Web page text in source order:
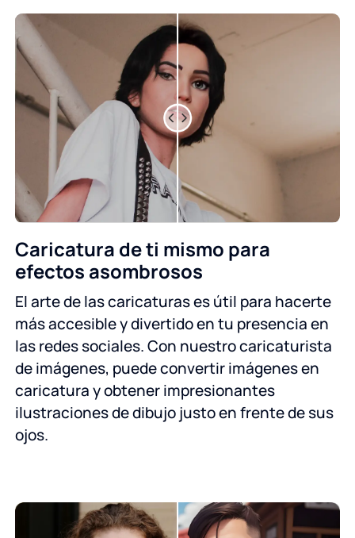
Caricatura de ti mismo para
efectos asombrosos
El arte de las caricaturas es útil para hacerte
más accesible y divertido en tu presencia en
las redes sociales. Con nuestro caricaturista
de imágenes, puede convertir imágenes en
caricatura y obtener impresionantes
ilustraciones de dibujo justo en frente de sus
ojos.